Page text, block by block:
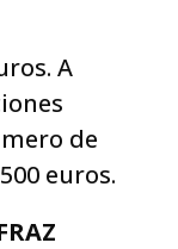
A
de
euros.